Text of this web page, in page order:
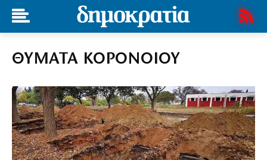
ΘΥΜΑΤΑ ΚΟΡΟΝΟΙΟΥ